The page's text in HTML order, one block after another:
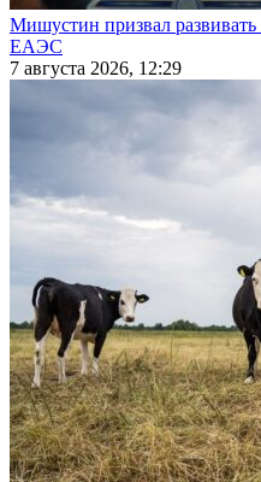
Мишустин призвал развивать
ЕАЭС
7 августа 2026, 12:29